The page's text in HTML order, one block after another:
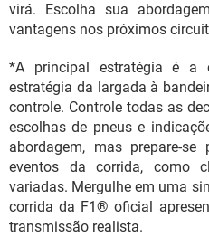
virá. Escolha sua
vantagens nos próximos
*A principal estratégia é a
estratégia da largada à
controle. Controle todas as
escolhas de pneus e
abordagem, mas prepare-
eventos da corrida, como
variadas. Mergulhe em uma
corrida da F1® oficial
transmissão realista.